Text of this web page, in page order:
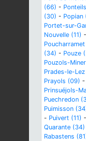
(66) -
(30) - Popian
Portet-sur-
Nouvelle (11) -
(34) - Pouze
Pouzols-
Prades-le-
Prayols (09) -
Prinsuéjols-
Puechredon
Puimisson
- Puivert (11) -
Quarante (34)
Rabastens